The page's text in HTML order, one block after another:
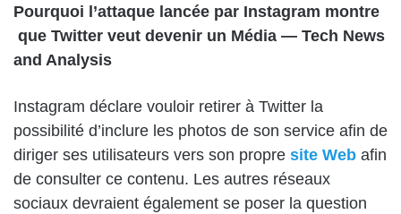
Pourquoi l’attaque lancée par Instagram montre
que Twitter veut devenir un Média — Tech News
and Analysis
Instagram déclare vouloir retirer à Twitter la
possibilité d’inclure les photos de son service afin de
diriger ses utilisateurs vers son propre site Web afin
de consulter ce contenu. Les autres réseaux
sociaux devraient également se poser la question